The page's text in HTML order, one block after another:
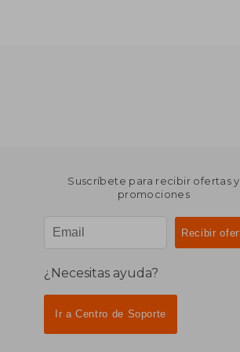
Suscríbete para recibir ofertas y
promociones
¿Necesitas ayuda?
Ir a Centro de Soporte